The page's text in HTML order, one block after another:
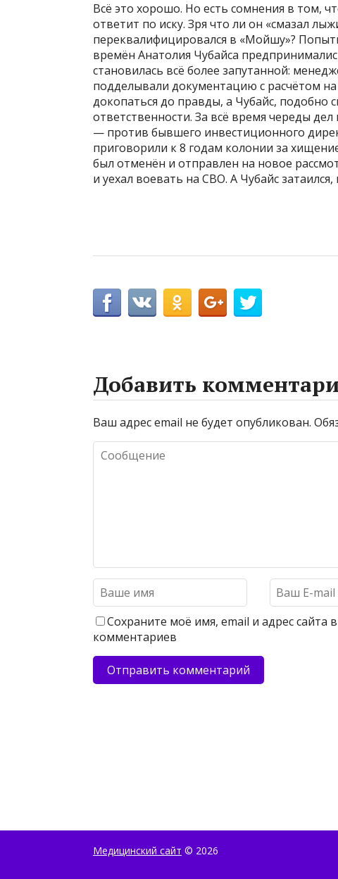
Всё это хорошо. Но есть сомнения в том,
ответит по иску. Зря что ли он «смазал
переквалифицировался в «Мойшу»?
времён Анатолия Чубайса
становилась всё более запутанной:
подделывали документацию с расчётом
докопаться до правды, а Чубайс, подобно
ответственности. За всё время череды
— против бывшего инвестиционного
приговорили к 8 годам колонии за
был отменён и отправлен на новое
и уехал воевать на СВО. А Чубайс
Добавить
Ваш адрес email не будет опубликован.
Сохраните моё имя, email и адрес сайта
комментариев
Медицинский сайт © 2026